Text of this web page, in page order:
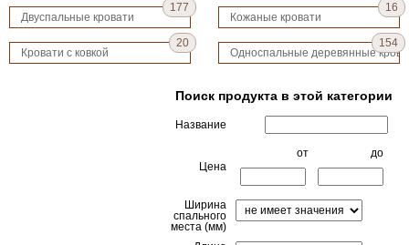
Двуспальные кровати
177
Кожаные кровати
16
Кровати с ковкой
20
Односпальные деревянные
154
Поиск продукта в этой категории
Название
Цена
от до
Ширина
спального
места (мм)